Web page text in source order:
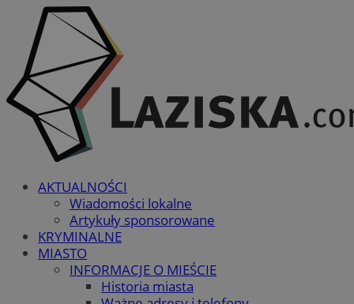
AKTUALNOŚCI
Wiadomości lokalne
Artykuły sponsorowane
KRYMINALNE
MIASTO
INFORMACJE O MIEŚCIE
Historia miasta